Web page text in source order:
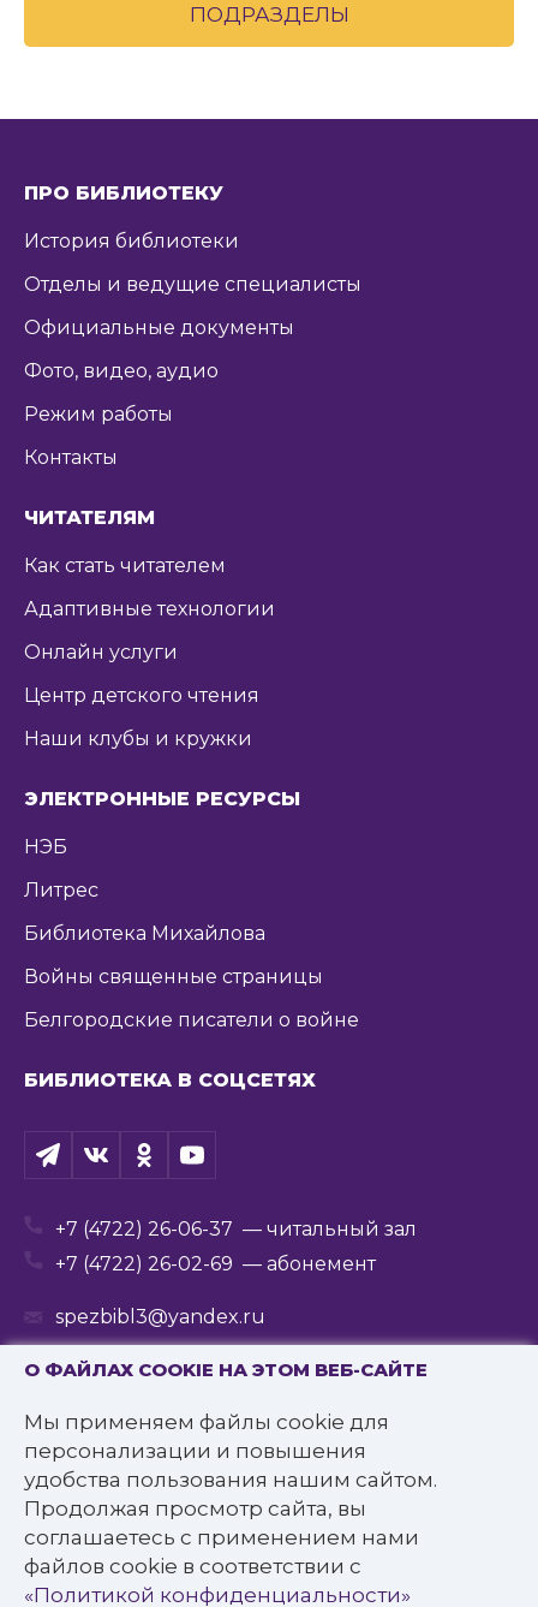
О ФАЙЛАХ COOKIE НА ЭТОМ ВЕБ-САЙТЕ
Мы применяем файлы cookie для
персонализации и повышения
удобства пользования нашим сайтом.
Продолжая просмотр сайта, вы
соглашаетесь с применением нами
файлов cookie в соответствии с
«Политикой конфиденциальности»
ПОДРАЗДЕЛЫ
ПРО БИБЛИОТЕКУ
История библиотеки
Отделы и ведущие специалисты
Официальные документы
Фото, видео, аудио
Режим работы
Контакты
ЧИТАТЕЛЯМ
Как стать читателем
Адаптивные технологии
Онлайн услуги
Центр детского чтения
Наши клубы и кружки
ЭЛЕКТРОННЫЕ РЕСУРСЫ
НЭБ
Литрес
Библиотека Михайлова
Войны священные страницы
Белгородские писатели о войне
БИБЛИОТЕКА В СОЦСЕТЯХ
+7 (4722) 26-06-37 — читальный зал
+7 (4722) 26-02-69 — абонемент
spezbibl3@yandex.ru
© 2016—2022 Государственное бюджетное
учреждение культуры
«Белгородская государственная специальная
библиотека для слепых им. В.Я. Ерошенко».
Все права защищены.
Политика конфиденциальности